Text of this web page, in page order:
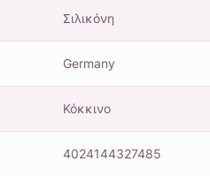
Σιλικόνη
Germany
Κόκκινο
4024144327485